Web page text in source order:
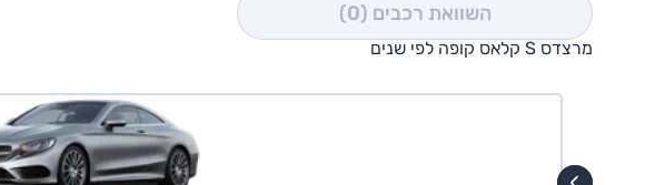
השוואת רכבים (0)
מרצדס S קלאס קופה לפי שנים